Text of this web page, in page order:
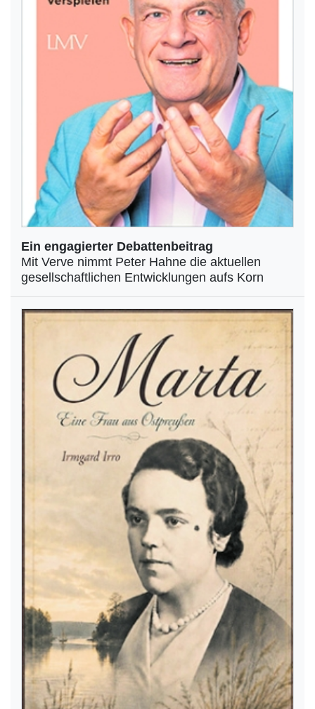
Ein engagierter Debattenbeitrag
Mit Verve nimmt Peter Hahne die aktuellen
gesellschaftlichen Entwicklungen aufs Korn